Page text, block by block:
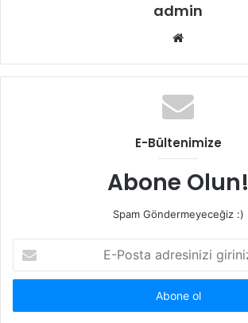
admin
Web
E-Bültenimize
Abone Olun!
Spam Göndermeyeceğiz :)
Posta
adresinizi